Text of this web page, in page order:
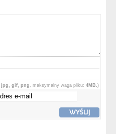
jpg, gif, png , maksymalny waga pliku: 4MB. )
WYŚLIJ